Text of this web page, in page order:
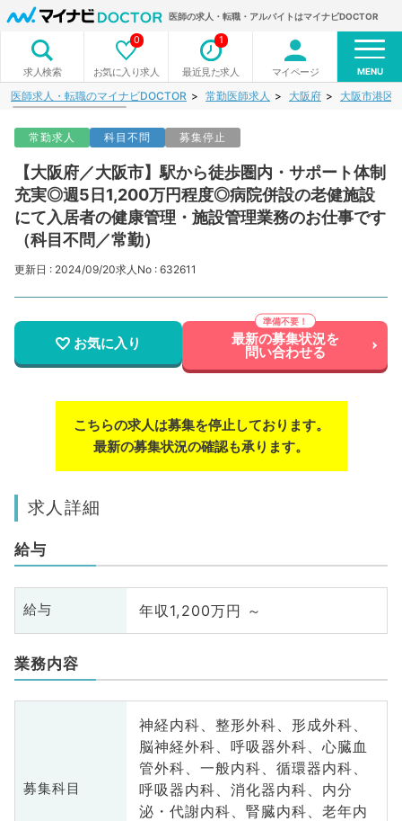
医師の求人・転職・アルバイトはマイナビDOCTOR
求人検索 お気に入り求人
0
最近見た求人
1
マイページ MENU
医師求人・転職のマイナビDOCTOR 常勤医師求人 大阪府 大阪市港区
常勤求人 科目不問 募集停止
【大阪府／大阪市】駅から徒歩圏内・サポート体制
充実◎週5日1,200万円程度◎病院併設の老健施設
にて入居者の健康管理・施設管理業務のお仕事です
（科目不問／常勤）
更新日 : 2024/09/20求人No : 632611
お気に入り 最新の募集状況を
問い合わせる
こちらの求人は募集を停止しております。
最新の募集状況の確認も承ります。
求人詳細
給与
給与 年収1,200万円 ～
業務内容
募集科目
神経内科、整形外科、形成外科、
脳神経外科、呼吸器外科、心臓血
管外科、一般内科、循環器内科、
呼吸器内科、消化器内科、内分
泌・代謝内科、腎臓内科、老年内